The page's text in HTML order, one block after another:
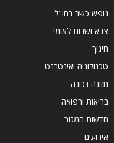
נופש כשר בחו"ל
צבא ושרות לאומי
חינוך
טכנולוגיה ואינטרנט
תזונה נכונה
בריאות ורפואה
חדשות המגזר
אירועים